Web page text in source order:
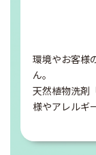
環境やお客様
ん。
天然植物洗剤
様やアレルギ